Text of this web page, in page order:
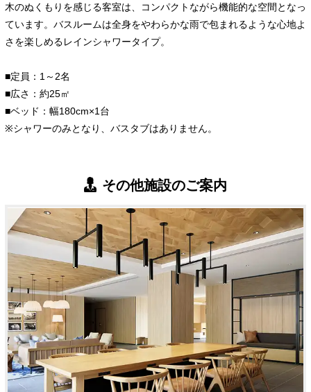
木のぬくもりを感じる客室は、コンパクトながら機能的な空間となっ
ています。バスルームは全身をやわらかな雨で包まれるような心地よ
さを楽しめるレインシャワータイプ。
■定員：1～2名
■広さ：約25㎡
■ベッド：幅180cm×1台
※シャワーのみとなり、バスタブはありません。
その他施設のご案内